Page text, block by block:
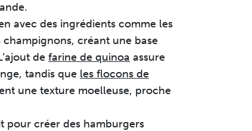
avec des ingrédients comme les
créant une base
de farine de quinoa assure
tandis que les flocons de
une texture moelleuse, proche
pour créer des hamburgers